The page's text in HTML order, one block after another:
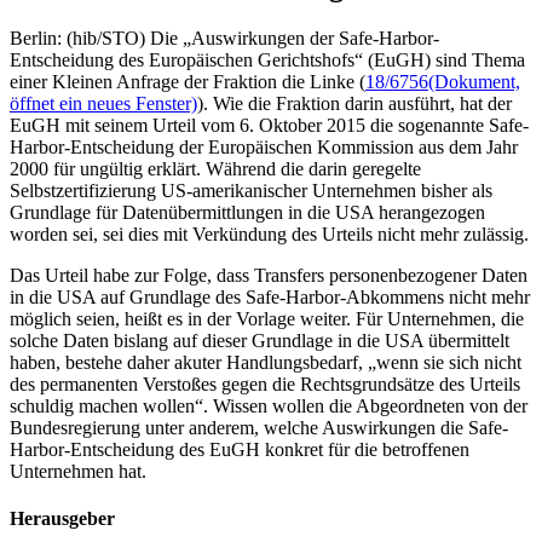
Berlin: (hib/STO) Die „Auswirkungen der Safe-Harbor-
Entscheidung des Europäischen Gerichtshofs“ (EuGH) sind Thema
einer Kleinen Anfrage der Fraktion die Linke (18/6756(Dokument,
öffnet ein neues Fenster)). Wie die Fraktion darin ausführt, hat der
EuGH mit seinem Urteil vom 6. Oktober 2015 die sogenannte Safe-
Harbor-Entscheidung der Europäischen Kommission aus dem Jahr
2000 für ungültig erklärt. Während die darin geregelte
Selbstzertifizierung US-amerikanischer Unternehmen bisher als
Grundlage für Datenübermittlungen in die USA herangezogen
worden sei, sei dies mit Verkündung des Urteils nicht mehr zulässig.
Das Urteil habe zur Folge, dass Transfers personenbezogener Daten
in die USA auf Grundlage des Safe-Harbor-Abkommens nicht mehr
möglich seien, heißt es in der Vorlage weiter. Für Unternehmen, die
solche Daten bislang auf dieser Grundlage in die USA übermittelt
haben, bestehe daher akuter Handlungsbedarf, „wenn sie sich nicht
des permanenten Verstoßes gegen die Rechtsgrundsätze des Urteils
schuldig machen wollen“. Wissen wollen die Abgeordneten von der
Bundesregierung unter anderem, welche Auswirkungen die Safe-
Harbor-Entscheidung des EuGH konkret für die betroffenen
Unternehmen hat.
Herausgeber